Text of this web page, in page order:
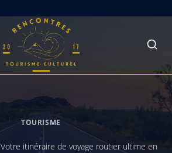
TOURISME
Votre itinéraire de voyage routier ultime en